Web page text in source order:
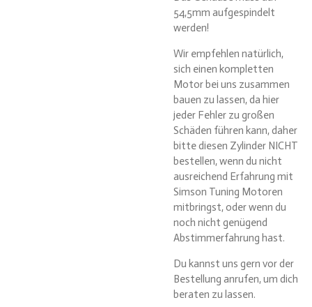
54,5mm aufgespindelt
werden!
Wir empfehlen natürlich,
sich einen kompletten
Motor bei uns zusammen
bauen zu lassen, da hier
jeder Fehler zu großen
Schäden führen kann, daher
bitte diesen Zylinder NICHT
bestellen, wenn du nicht
ausreichend Erfahrung mit
Simson Tuning Motoren
mitbringst, oder wenn du
noch nicht genügend
Abstimmerfahrung hast.
Du kannst uns gern vor der
Bestellung anrufen, um dich
beraten zu lassen.